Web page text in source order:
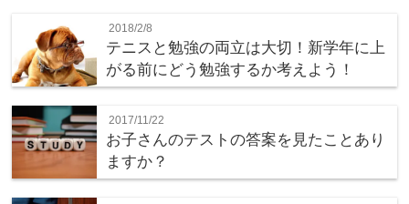
2018/2/8
テニスと勉強の両立は大切！新学年に上
がる前にどう勉強するか考えよう！
2017/11/22
お子さんのテストの答案を見たことあり
ますか？